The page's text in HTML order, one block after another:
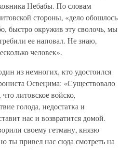
Небабы. По словам
стороны, «дело обошлось
быстро окружив эту сволочь, мы
ее наповал. Не знаю,
человек».
из немногих, кто удостоился
Освецима: «Существовало
литовское войско,
голода, недостатка и
нас и возвратится домой.
своему гетману, князю
ты привел нас сюда смотреть на